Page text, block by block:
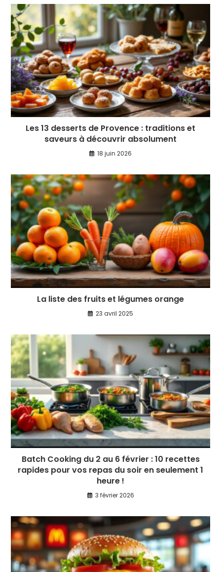
Les 13 desserts de Provence : traditions et
saveurs à découvrir absolument
18 juin 2026
La liste des fruits et légumes orange
23 avril 2025
Batch Cooking du 2 au 6 février : 10 recettes
rapides pour vos repas du soir en seulement 1
heure !
3 février 2026